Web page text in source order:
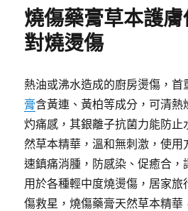
燒傷藥膏草本護
對燒燙傷
熱油或沸水造成的廚房燙傷，首
膏含黃連、黃柏等成分，可清熱
灼痛感，其銀離子抗菌力能防止
然草本精華，溫和無刺激，使用
速鎮痛消腫，防感染、促癒合，
用於各種輕中度燒燙傷，居家
傷救星，燒傷藥膏天然草本精華